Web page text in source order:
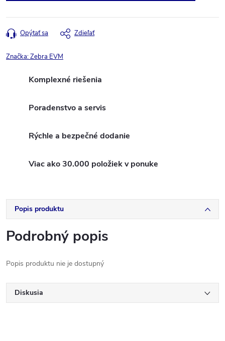
Opýtať sa Zdieľať
Značka:Zebra EVM
Komplexné riešenia
Poradenstvo a servis
Rýchle a bezpečné dodanie
Viac ako 30.000 položiek v ponuke
Popis produktu
Podrobný popis
Popis produktu nie je dostupný
Diskusia